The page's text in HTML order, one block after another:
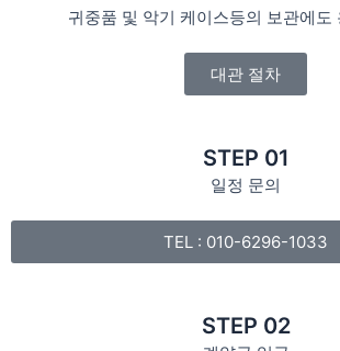
귀중품 및 악기 케이스등의 보관에도
대관 절차
STEP 01
일정 문의
TEL : 010-6296-1033
STEP 02